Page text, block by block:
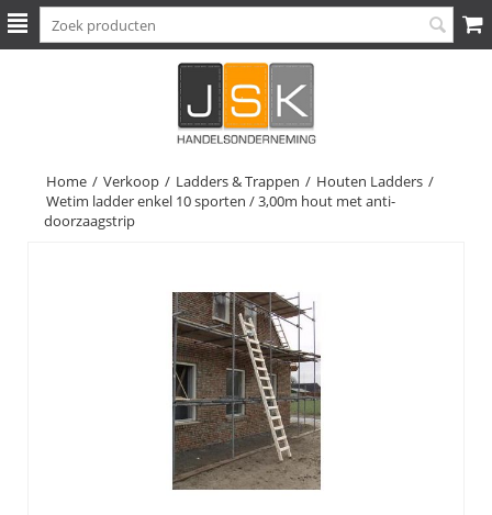
Home / Verkoop / Ladders & Trappen / Houten Ladders /
Wetim ladder enkel 10 sporten / 3,00m hout met anti-
doorzaagstrip